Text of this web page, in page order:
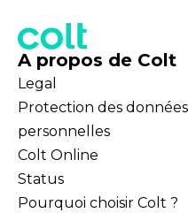
A propos de Colt
Legal
Protection des données
personnelles
Colt Online
Status
Pourquoi choisir Colt ?